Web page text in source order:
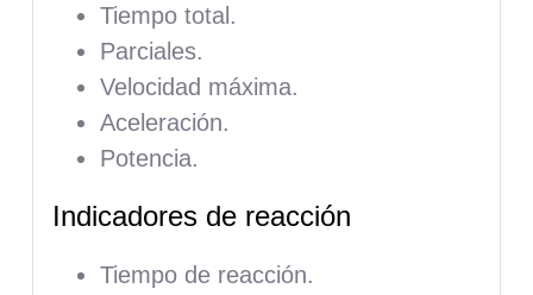
Tiempo total.
Parciales.
Velocidad máxima.
Aceleración.
Potencia.
Indicadores de reacción
Tiempo de reacción.